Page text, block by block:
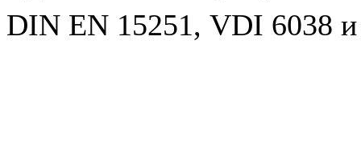
DIN EN 15251, VDI 6038